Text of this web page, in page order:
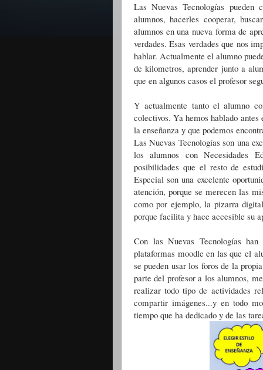
Las Nuevas Tecnologías
alumnos, hacerles cooperar,
alumnos en una nueva forma de
verdades. Esas verdades que nos
hablar. Actualmente el alumno
de kilometros, aprender junto a
que en algunos casos el profesor
Y actualmente tanto el alumno
colectivos. Ya hemos hablado
la enseñanza y que podemos
Las Nuevas Tecnologías son una
los alumnos con Necesidades
posibilidades que el resto de
Especial son una excelente
atención, porque se merecen las
como por ejemplo, la pizarra
porque facilita y hace accesible su
Con las Nuevas Tecnologías
plataformas moodle en las que el
se pueden usar los foros de la
parte del profesor a los alumnos,
realizar todo tipo de actividades
compartir imágenes...y en todo
tiempo que ha dedicado y de las